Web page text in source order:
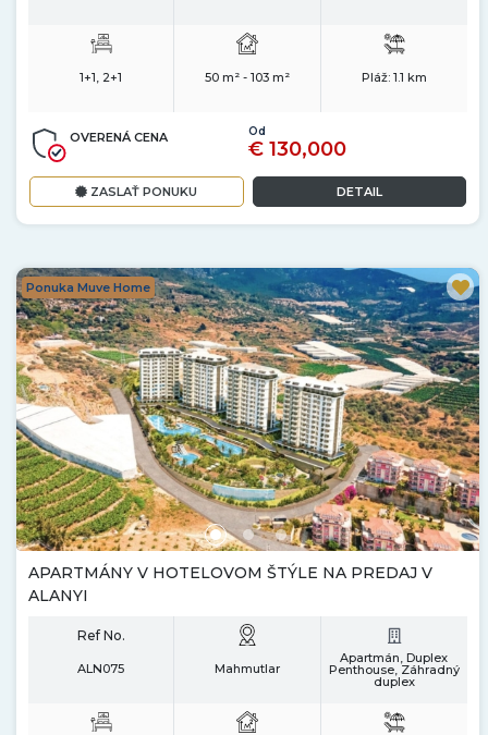
1+1, 2+1 50 m² - 103 m² Pláž: 1.1 km
OVERENÁ CENA Od
€ 130,000
ZASLAŤ PONUKU DETAIL
Ponuka Muve Home
APARTMÁNY V HOTELOVOM ŠTÝLE NA PREDAJ V
ALANYI
Ref No.
ALN075 Mahmutlar
Apartmán, Duplex
Penthouse, Záhradný
duplex